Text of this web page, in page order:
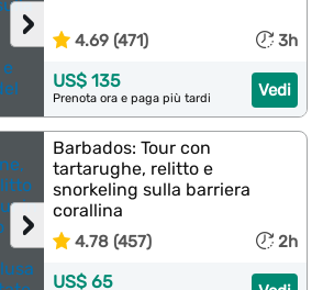
› 4.69 (471) 3h
Vedi
US$ 135
Prenota ora e paga più tardi
›
Barbados: Tour con
tartarughe, relitto e
snorkeling sulla barriera
corallina
4.78 (457) 2h
US$ 65